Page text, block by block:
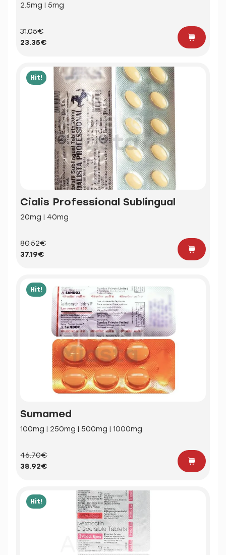
2.5mg | 5mg
31.05€
23.35€
Hit!
Cialis Professional Sublingual
20mg | 40mg
80.52€
37.19€
Hit!
Sumamed
100mg | 250mg | 500mg | 1000mg
46.70€
38.92€
Hit!